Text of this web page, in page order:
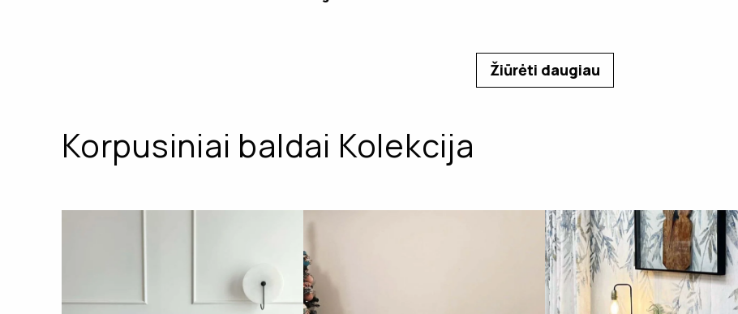
Žiūrėti daugiau
Korpusiniai baldai Kolekcija